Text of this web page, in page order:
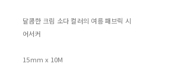
달콤한 크림 소다 컬러의 여름 패브릭 시
어서커
15mm x 10M